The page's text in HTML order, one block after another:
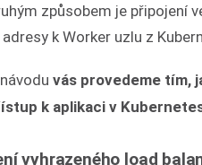
způsobem je připojení
adresy k Worker uzlu z
vás provedeme tím,
k aplikaci v
vyhrazeného load